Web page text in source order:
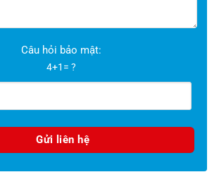
Câu hỏi bảo mật:
4+1= ?